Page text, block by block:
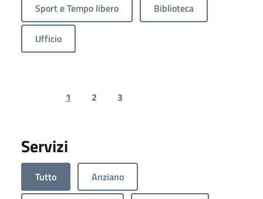
Sport e Tempo libero Biblioteca
Ufficio
Previous page
1 2 3
Servizi
Tutto Anziano